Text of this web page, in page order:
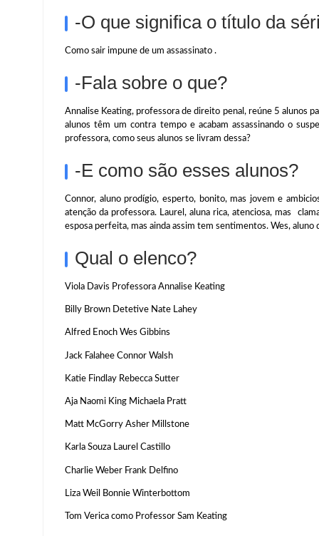
-O que significa o título da
Como sair impune de um assassinato .
-Fala sobre o que?
Annalise Keating, professora de direito penal, reúne 5 alunos
alunos têm um contra tempo e acabam assassinando o
professora, como seus alunos se livram dessa?
-E como são esses alunos?
Connor, aluno prodígio, esperto, bonito, mas jovem e
atenção da professora. Laurel, aluna rica, atenciosa, mas
esposa perfeita, mas ainda assim tem sentimentos. Wes,
Qual o elenco?
Viola Davis Professora Annalise Keating
Billy Brown Detetive Nate Lahey
Alfred Enoch Wes Gibbins
Jack Falahee Connor Walsh
Katie Findlay Rebecca Sutter
Aja Naomi King Michaela Pratt
Matt McGorry Asher Millstone
Karla Souza Laurel Castillo
Charlie Weber Frank Delfino
Liza Weil Bonnie Winterbottom
Tom Verica como Professor Sam Keating